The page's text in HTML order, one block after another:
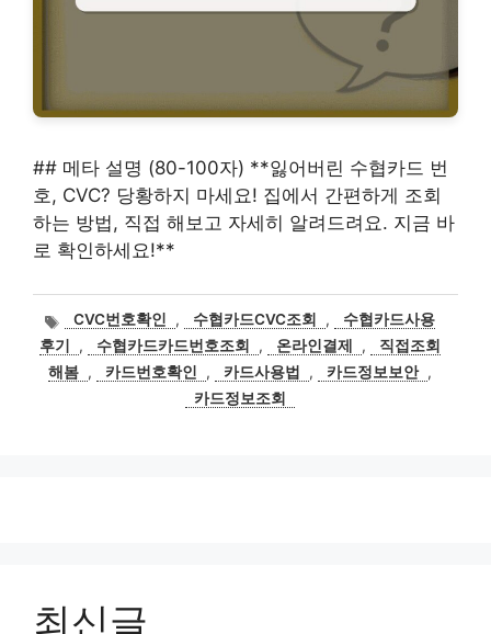
## 메타 설명 (80-100자) **잃어버린 수협카드 번
호, CVC? 당황하지 마세요! 집에서 간편하게 조회
하는 방법, 직접 해보고 자세히 알려드려요. 지금 바
로 확인하세요!**
태
그
CVC번호확인 , 수협카드CVC조회 ,
수협카드사용
후기
, 수협카드카드번호조회 , 온라인결제 ,
직접조회
해봄 , 카드번호확인 , 카드사용법 , 카드정보보안 ,
카드정보조회
최신글